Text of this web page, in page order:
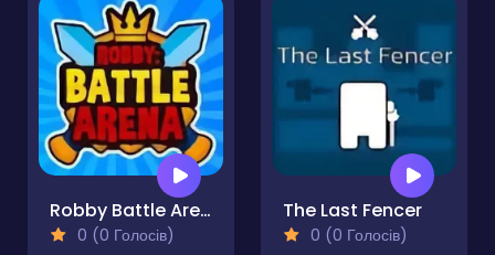
Robby Battle Arena
0 (0 Голосів)
The Last Fencer
0 (0 Голосів)